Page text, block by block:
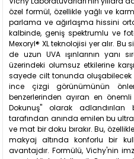
özel formül, özellikle yağlı ve
parlama ve ağırlaşma hissini
kalbinde, geniş spektrumlu ve
Mexoryl® XL teknolojisi yer alır.
de uzun UVA ışınlarının yanı
üzerindeki olumsuz etkilerine
sayede cilt tonunda oluşabilecek
ince çizgi görünümünün
benzerlerinden ayıran en
Dokunuş" olarak
tarafından anında emilen bu
ve mat bir doku bırakır. Bu,
makyaj altında konforlu bir
avantajdır. Formülü, Vichy'nin